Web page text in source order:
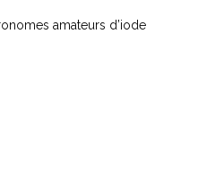
amateurs d’iode